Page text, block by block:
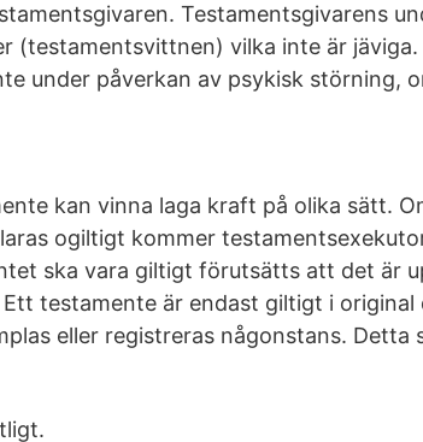
Testamentsgivarens
(testamentsvittnen) vilka inte är jäviga.
under påverkan av psykisk störning,
kan vinna laga kraft på olika sätt.
ogiltigt kommer
ska vara giltigt förutsätts att det är
testamente är endast giltigt i original
eller registreras någonstans. Detta